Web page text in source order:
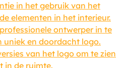
in het gebruik van het
elementen in het interieur.
ontwerper in te
uniek en doordacht logo.
van het logo om te zien
in de ruimte.